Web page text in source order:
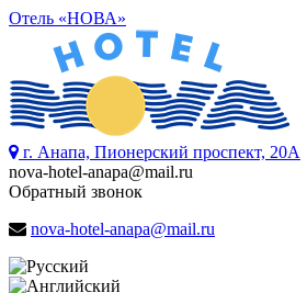
Отель «НОВА»
г. Анапа, Пионерский проспект, 20А
nova-hotel-anapa@mail.ru
Обратный звонок
nova-hotel-anapa@mail.ru